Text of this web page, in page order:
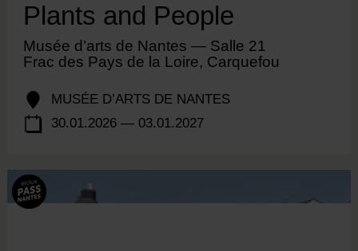
Plants and People
Musée d’arts de Nantes — Salle 21
Frac des Pays de la Loire, Carquefou
MUSÉE D’ARTS DE NANTES
30.01.2026 — 03.01.2027